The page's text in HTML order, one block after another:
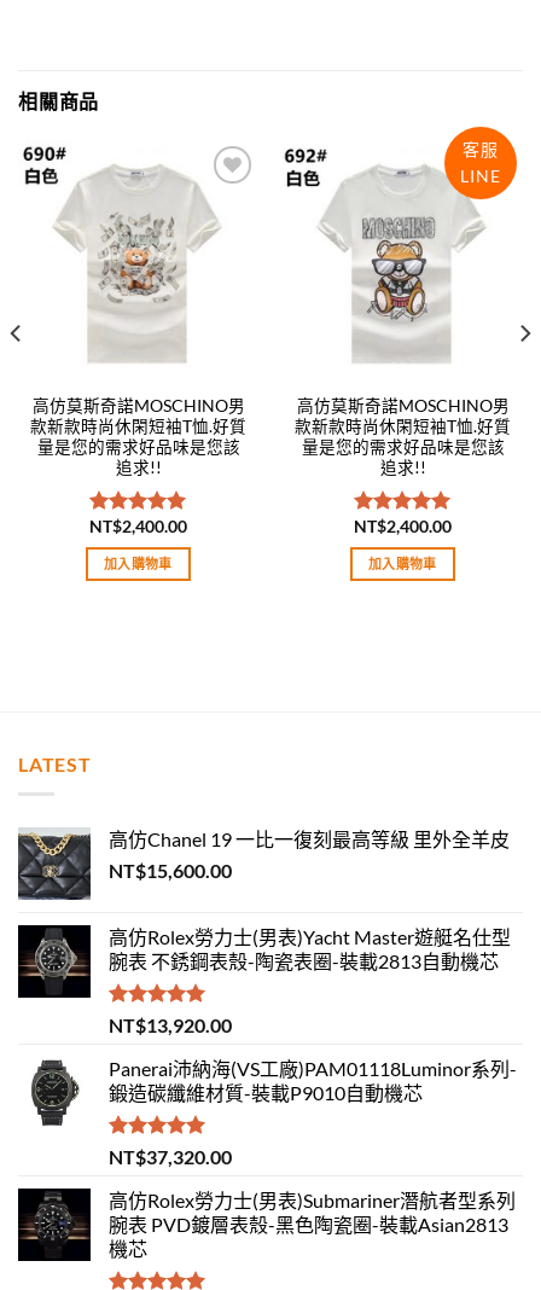
相關商品
Add to
wishlist
高仿莫斯奇諾MOSCHINO男
款新款時尚休閑短袖T恤.好質
量是您的需求好品味是您該
追求!!
評分5.00
滿分 5
NT$2,400.00
加入購物車
Add to
wishlist
高仿莫斯奇諾MOSCHINO男
款新款時尚休閑短袖T恤.好質
量是您的需求好品味是您該
追求!!
評分5.00
滿分 5
NT$2,400.00
加入購物車
LATEST
高仿Chanel 19 一比一復刻最高等級 里外全羊皮
NT$15,600.00
高仿Rolex勞力士(男表)Yacht Master遊艇名仕型
腕表 不銹鋼表殼-陶瓷表圈-裝載2813自動機芯
評分5.00
滿分 5
NT$13,920.00
Panerai沛納海(VS工廠)PAM01118Luminor系列-
鍛造碳纖維材質-裝載P9010自動機芯
評分5.00
滿分 5
NT$37,320.00
高仿Rolex勞力士(男表)Submariner潛航者型系列
腕表 PVD鍍層表殼-黑色陶瓷圈-裝載Asian2813
機芯
客服
LINE